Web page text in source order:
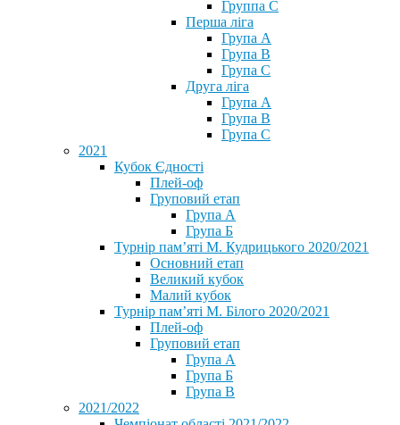
Группа C
Перша ліга
Група A
Група B
Група C
Друга ліга
Група A
Група B
Група C
2021
Кубок Єдності
Плей-оф
Груповий етап
Група А
Група Б
Турнір пам’яті М. Кудрицького 2020/2021
Основний етап
Великий кубок
Малий кубок
Турнір пам’яті М. Білого 2020/2021
Плей-оф
Груповий етап
Група А
Група Б
Група В
2021/2022